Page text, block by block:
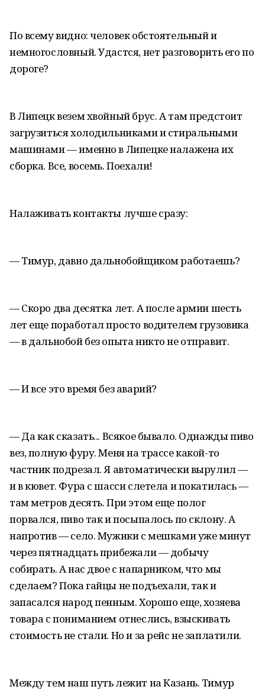
По всему видно: человек обстоятельный и
немногословный. Удастся, нет разговорить его по
дороге?
В Липецк везем хвойный брус. А там предстоит
загрузиться холодильниками и стиральными
машинами — именно в Липецке налажена их
сборка. Все, восемь. Поехали!
Налаживать контакты лучше сразу:
— Тимур, давно дальнобойщиком работаешь?
— Скоро два десятка лет. А после армии шесть
лет еще поработал просто водителем грузовика
— в дальнобой без опыта никто не отправит.
— И все это время без аварий?
— Да как сказать... Всякое бывало. Однажды пиво
вез, полную фуру. Меня на трассе какой-то
частник подрезал. Я автоматически вырулил —
и в кювет. Фура с шасси слетела и покатилась —
там метров десять. При этом еще полог
порвался, пиво так и посыпалось по склону. А
напротив — село. Мужики с мешками уже минут
через пятнадцать прибежали — добычу
собирать. А нас двое с напарником, что мы
сделаем? Пока гайцы не подъехали, так и
запасался народ пенным. Хорошо еще, хозяева
товара с пониманием отнеслись, взыскивать
стоимость не стали. Но и за рейс не заплатили.
Между тем наш путь лежит на Казань. Тимур